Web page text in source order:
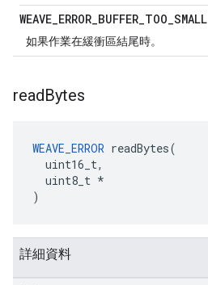
WEAVE_ERROR_BUFFER_TOO_SMALL
如果作業在緩衝區結尾時。
readBytes
WEAVE_ERROR readBytes(
  uint16_t,
  uint8_t *
)
詳細資料